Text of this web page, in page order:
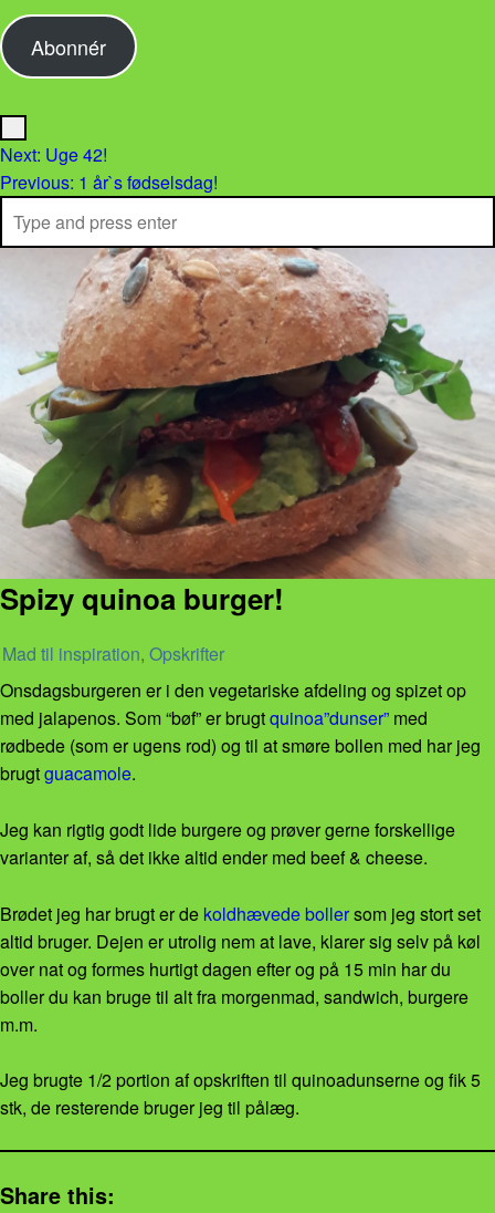
Abonnér
Post navigation
Next: Uge 42!
Previous: 1 år`s fødselsdag!
Search
Spizy quinoa burger!
Mad til inspiration, Opskrifter
Onsdagsburgeren er i den vegetariske afdeling og spizet op
med jalapenos. Som “bøf” er brugtquinoa”dunser” med
rødbede (som er ugens rod) og til at smøre bollen med har jeg
brugtguacamole.
Jeg kan rigtig godt lide burgere og prøver gerne forskellige
varianter af, så det ikke altid ender med beef & cheese.
Brødet jeg har brugt er de koldhævede bollersom jeg stort set
altid bruger. Dejen er utrolig nem at lave, klarer sig selv på køl
over nat og formes hurtigt dagen efter og på 15 min har du
boller du kan bruge til alt fra morgenmad, sandwich, burgere
m.m.
Jeg brugte 1/2 portion af opskriften til quinoadunserne og fik 5
stk, de resterende bruger jeg til pålæg.
Share this: